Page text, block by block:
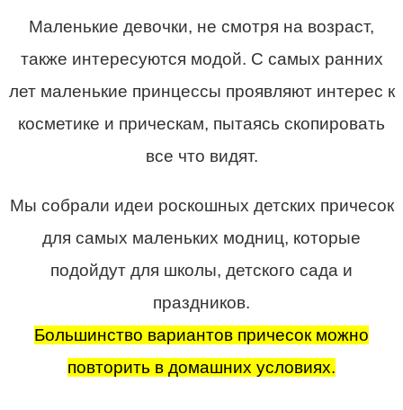
Маленькие девочки, не смотря на возраст,
также интересуются модой. С самых ранних
лет маленькие принцессы проявляют интерес к
косметике и прическам, пытаясь скопировать
все что видят.
Мы собрали идеи роскошных детских причесок
для самых маленьких модниц, которые
подойдут для школы, детского сада и
праздников.
Большинство вариантов причесок можно
повторить в домашних условиях.